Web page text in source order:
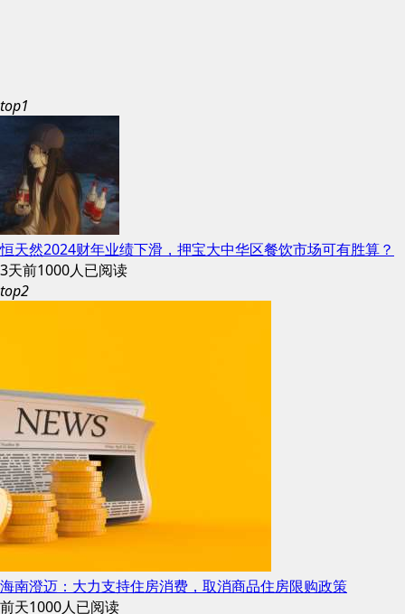
top1
恒天然2024财年业绩下滑，押宝大中华区餐饮市场可有胜算？
3天前1000人已阅读
top2
海南澄迈：大力支持住房消费，取消商品住房限购政策
前天1000人已阅读